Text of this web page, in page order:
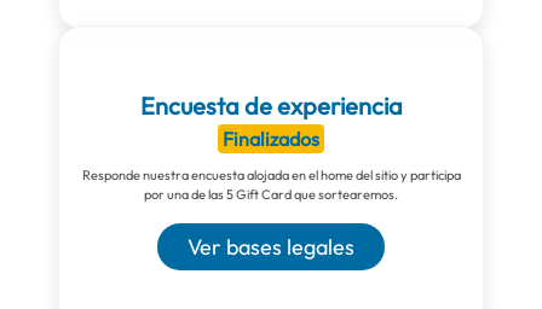
Encuesta de experiencia
Finalizados
Responde nuestra encuesta alojada en el home del sitio y participa
por una de las 5 Gift Card que sortearemos.
Ver bases legales